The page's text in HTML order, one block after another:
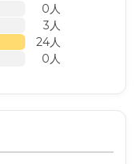
0人
3人
24人
0人